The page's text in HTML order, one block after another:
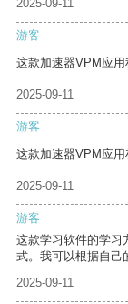
2025-09-11
游客
这款加速器VPM应用
2025-09-11
游客
这款加速器VPM应用
2025-09-11
游客
这款学习软件的学习
式。我可以根据自己
2025-09-11